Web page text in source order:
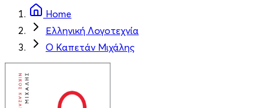
Home
Ελληνική Λογοτεχνία
Ο Καπετάν Μιχάλης